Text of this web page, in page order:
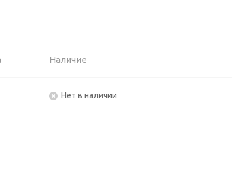
Наличие
Нет в наличии